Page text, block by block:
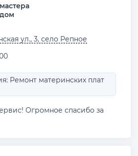
ул., 3, село Репное
Ремонт материнских плат
Огромное спасибо за